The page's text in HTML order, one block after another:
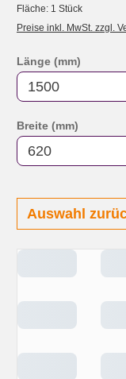
Fläche: 1 Stück
Preise inkl. MwSt. zzgl.
Länge (mm)
Breite (mm)
Auswahl